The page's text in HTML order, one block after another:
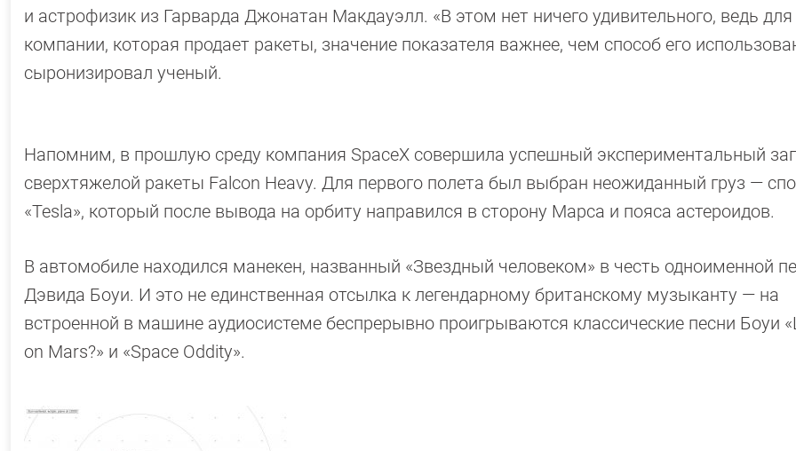
и астрофизик из Гарварда Джонатан Макдауэлл. «В этом нет ничего удивительного, ведь для
компании, которая продает ракеты, значение показателя важнее, чем способ его
сыронизировал ученый.
Напомним, в прошлую среду компания SpaceX совершила успешный экспериментальный
сверхтяжелой ракеты Falcon Heavy. Для первого полета был выбран неожиданный груз —
«Tesla», который после вывода на орбиту направился в сторону Марса и пояса астероидов.
В автомобиле находился манекен, названный «Звездный человеком» в честь одноименной
Дэвида Боуи. И это не единственная отсылка к легендарному британскому музыканту — на
встроенной в машине аудиосистеме беспрерывно проигрываются классические песни Боуи
on Mars?» и «Space Oddity».